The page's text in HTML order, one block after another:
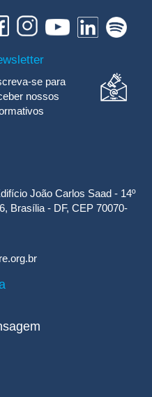
se para
nossos
João Carlos Saad - 14º
Brasília - DF, CEP 70070-